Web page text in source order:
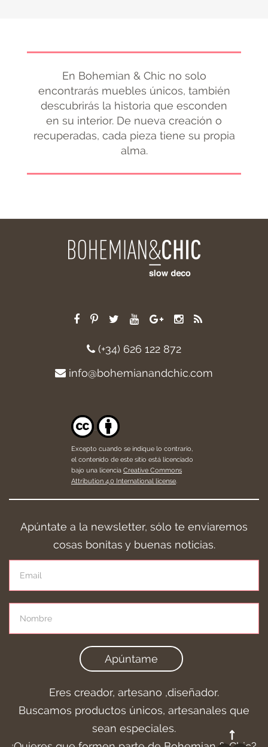
En Bohemian & Chic no solo
encontrarás muebles únicos, también
descubrirás la historia que esconden
en su interior. De nueva creación o
recuperadas, cada pieza tiene su propia
alma.
(+34) 626 122 872
info@bohemianandchic.com
Excepto cuando se indique lo contrario,
el contenido de este sitio está licenciado
bajo una licencia Creative Commons
Attribution 4.0 International license.
Apúntate a la newsletter, sólo te enviaremos
cosas bonitas y buenas noticias.
Apúntame
Eres creador, artesano ,diseñador.
Buscamos productos únicos, artesanales que
sean especiales.